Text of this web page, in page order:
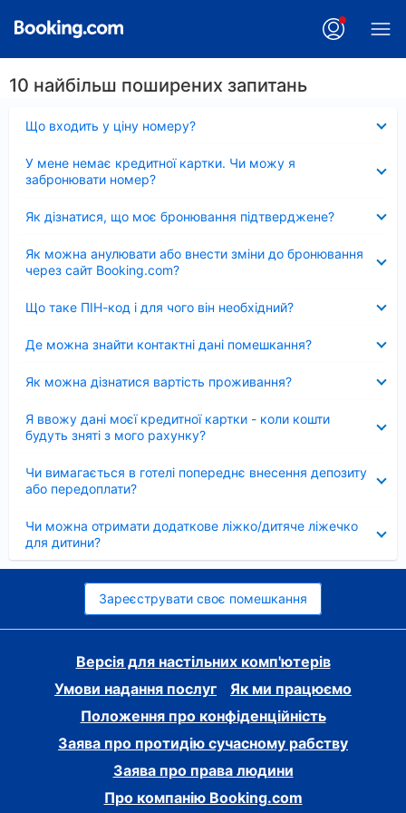
10 найбільш поширених запитань
Що входить у ціну номеру?
У мене немає кредитної картки. Чи можу я
забронювати номер?
Як дізнатися, що моє бронювання підтверджене?
Як можна анулювати або внести зміни до бронювання
через сайт Booking.com?
Що таке ПІН-код і для чого він необхідний?
Де можна знайти контактні дані помешкання?
Як можна дізнатися вартість проживання?
Я ввожу дані моєї кредитної картки - коли кошти
будуть зняті з мого рахунку?
Чи вимагається в готелі попереднє внесення депозиту
або передоплати?
Чи можна отримати додаткове ліжко/дитяче ліжечко
для дитини?
Зареєструвати своє помешкання
Версія для настільних комп'ютерів
Умови надання послуг
Як ми працюємо
Положення про конфіденційність
Заява про протидію сучасному рабству
Заява про права людини
Про компанію Booking.com